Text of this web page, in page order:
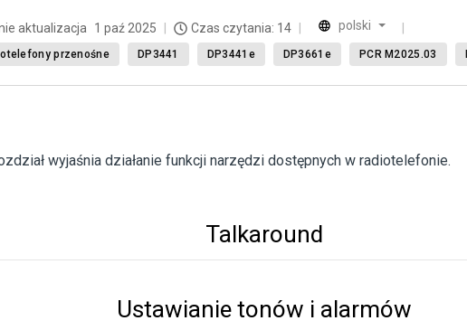
aktualizacja 1 paź 2025 Czas czytania: 14 polski
przenośne DP3441 DP3441e DP3661e PCR M2025.03
wyjaśnia działanie funkcji narzędzi dostępnych w radiotelefonie.
Talkaround
Ustawianie tonów i alarmów